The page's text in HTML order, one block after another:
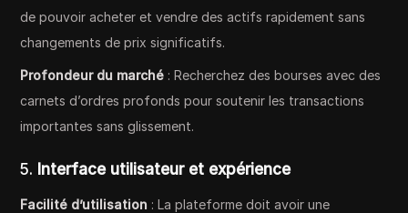
de pouvoir acheter et vendre des actifs rapidement sans
changements de prix significatifs.
Profondeur du marché : Recherchez des bourses avec des
carnets d’ordres profonds pour soutenir les transactions
importantes sans glissement.
5. Interface utilisateur et expérience
Facilité d’utilisation : La plateforme doit avoir une